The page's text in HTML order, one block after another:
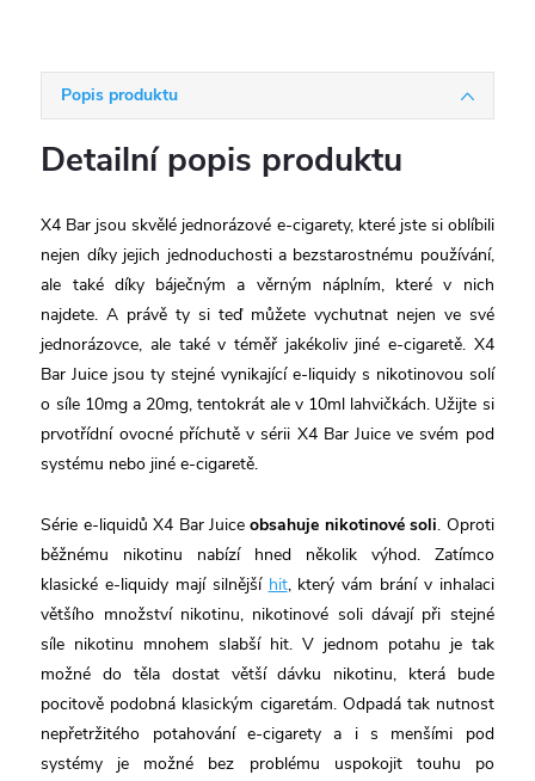
Popis produktu
Detailní popis produktu
X4 Bar jsou skvělé jednorázové e-cigarety, které jste si oblíbili
nejen díky jejich jednoduchosti a bezstarostnému používání,
ale také díky báječným a věrným náplním, které v nich
najdete. A právě ty si teď můžete vychutnat nejen ve své
jednorázovce, ale také v téměř jakékoliv jiné e-cigaretě. X4
Bar Juice jsou ty stejné vynikající e-liquidy s nikotinovou solí
o síle 10mg a 20mg, tentokrát ale v 10ml lahvičkách. Užijte si
prvotřídní ovocné příchutě v sérii X4 Bar Juice ve svém pod
systému nebo jiné e-cigaretě.
Série e-liquidů X4 Bar Juiceobsahuje nikotinové soli. Oproti
běžnému nikotinu nabízí hned několik výhod. Zatímco
klasické e-liquidy mají silnější hit, který vám brání v inhalaci
většího množství nikotinu, nikotinové soli dávají při stejné
síle nikotinu mnohem slabší hit. V jednom potahu je tak
možné do těla dostat větší dávku nikotinu, která bude
pocitově podobná klasickým cigaretám. Odpadá tak nutnost
nepřetržitého potahování e-cigarety a i s menšími pod
systémy je možné bez problému uspokojit touhu po